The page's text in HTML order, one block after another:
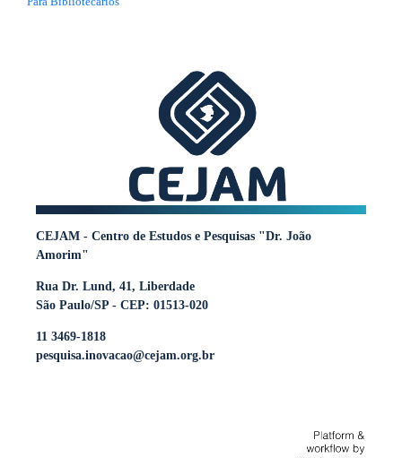
CEJAM - Centro de Estudos e Pesquisas "Dr. João
Amorim"
Rua Dr. Lund, 41, Liberdade
São Paulo/SP - CEP: 01513-020
11 3469-1818
pesquisa.inovacao@cejam.org.br